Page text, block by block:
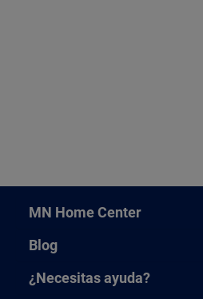
MN Home Center
Blog
¿Necesitas ayuda?